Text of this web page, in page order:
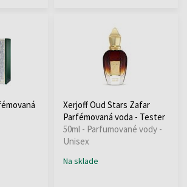
Xerjoff Oud Stars Zafar
Parfémovaná voda - Tester
50ml - Parfumované vody -
Unisex
Na sklade